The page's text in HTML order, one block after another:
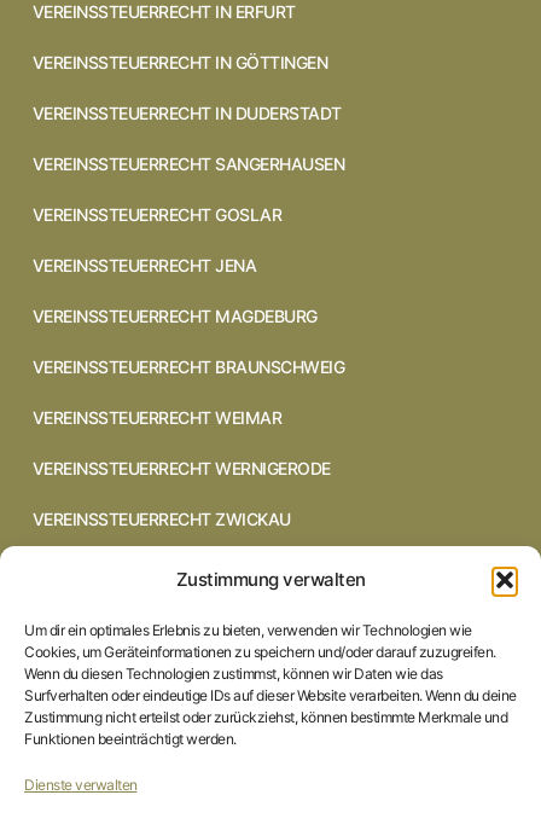
Zustimmung verwalten
Um dir ein optimales Erlebnis zu bieten, verwenden wir Technologien wie
Cookies, um Geräteinformationen zu speichern und/oder darauf zuzugreifen.
Wenn du diesen Technologien zustimmst, können wir Daten wie das
Surfverhalten oder eindeutige IDs auf dieser Website verarbeiten. Wenn du deine
Zustimmung nicht erteilst oder zurückziehst, können bestimmte Merkmale und
Funktionen beeinträchtigt werden.
Dienste verwalten
VEREINSSTEUERRECHT IN ERFURT
VEREINSSTEUERRECHT IN GÖTTINGEN
VEREINSSTEUERRECHT IN DUDERSTADT
VEREINSSTEUERRECHT SANGERHAUSEN
VEREINSSTEUERRECHT GOSLAR
VEREINSSTEUERRECHT JENA
VEREINSSTEUERRECHT MAGDEBURG
VEREINSSTEUERRECHT BRAUNSCHWEIG
VEREINSSTEUERRECHT WEIMAR
VEREINSSTEUERRECHT WERNIGERODE
VEREINSSTEUERRECHT ZWICKAU
VEREINSSTEUERRECHT CHEMNITZ
VEREINSSTEUERRECHT DRESDEN
VEREINSSTEUERRECHT COTTBUS
VEREINSSTEUERRECHT IN BRAUNSCHWEIG